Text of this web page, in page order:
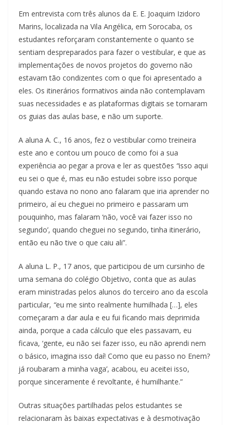
Em entrevista com três alunos da E. E. Joaquim Izidoro
Marins, localizada na Vila Angélica, em Sorocaba, os
estudantes reforçaram constantemente o quanto se
sentiam despreparados para fazer o vestibular, e que as
implementações de novos projetos do governo não
estavam tão condizentes com o que foi apresentado a
eles. Os itinerários formativos ainda não contemplavam
suas necessidades e as plataformas digitais se tornaram
os guias das aulas base, e não um suporte.
A aluna A. C., 16 anos, fez o vestibular como treineira
este ano e contou um pouco de como foi a sua
experiência ao pegar a prova e ler as questões “isso aqui
eu sei o que é, mas eu não estudei sobre isso porque
quando estava no nono ano falaram que iria aprender no
primeiro, aí eu cheguei no primeiro e passaram um
pouquinho, mas falaram ‘não, você vai fazer isso no
segundo’, quando cheguei no segundo, tinha itinerário,
então eu não tive o que caiu ali”.
A aluna L. P., 17 anos, que participou de um cursinho de
uma semana do colégio Objetivo, conta que as aulas
eram ministradas pelos alunos do terceiro ano da escola
particular, “eu me sinto realmente humilhada […], eles
começaram a dar aula e eu fui ficando mais deprimida
ainda, porque a cada cálculo que eles passavam, eu
ficava, ‘gente, eu não sei fazer isso, eu não aprendi nem
o básico, imagina isso daí! Como que eu passo no Enem?
já roubaram a minha vaga’, acabou, eu aceitei isso,
porque sinceramente é revoltante, é humilhante.”
Outras situações partilhadas pelos estudantes se
relacionaram às baixas expectativas e à desmotivação